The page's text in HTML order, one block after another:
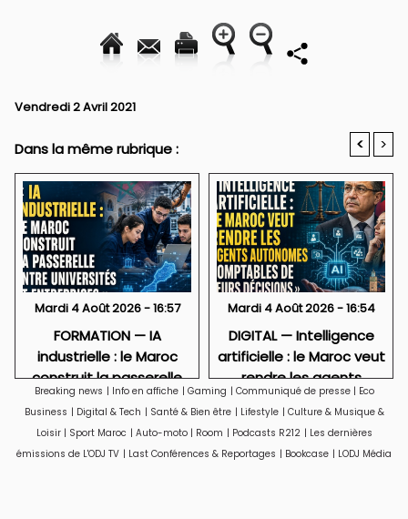
Vendredi 2 Avril 2021
Dans la même rubrique : < >
Mardi 4 Août 2026 - 16:57
FORMATION — IA
industrielle : le Maroc
construit la passerelle
entre universités et
entreprises
Mardi 4 Août 2026 - 16:54
DIGITAL — Intelligence
artificielle : le Maroc veut
rendre les agents
autonomes comptables
de leurs décisions
Breaking news | Info en affiche | Gaming | Communiqué de presse | Eco
Business | Digital & Tech | Santé & Bien être | Lifestyle | Culture & Musique &
Loisir | Sport Maroc | Auto-moto | Room | Podcasts R212 | Les dernières
émissions de L'ODJ TV | Last Conférences & Reportages | Bookcase | LODJ Média